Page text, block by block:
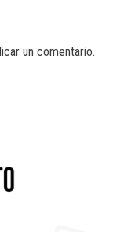
un comentario.